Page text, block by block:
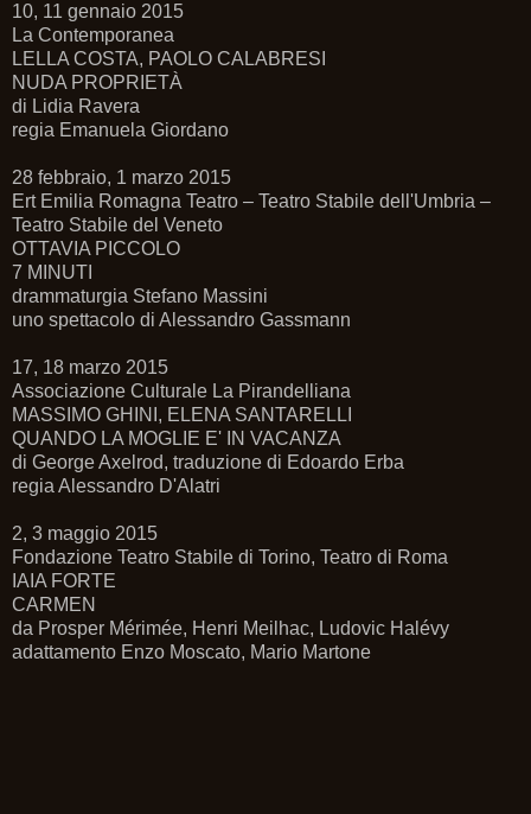
10, 11 gennaio 2015
La Contemporanea
LELLA COSTA, PAOLO CALABRESI
NUDA PROPRIETÀ
di Lidia Ravera
regia Emanuela Giordano
28 febbraio, 1 marzo 2015
Ert Emilia Romagna Teatro – Teatro Stabile dell'Umbria –
Teatro Stabile del Veneto
OTTAVIA PICCOLO
7 MINUTI
drammaturgia Stefano Massini
uno spettacolo di Alessandro Gassmann
17, 18 marzo 2015
Associazione Culturale La Pirandelliana
MASSIMO GHINI, ELENA SANTARELLI
QUANDO LA MOGLIE E' IN VACANZA
di George Axelrod, traduzione di Edoardo Erba
regia Alessandro D'Alatri
2, 3 maggio 2015
Fondazione Teatro Stabile di Torino, Teatro di Roma
IAIA FORTE
CARMEN
da Prosper Mérimée, Henri Meilhac, Ludovic Halévy
adattamento Enzo Moscato, Mario Martone